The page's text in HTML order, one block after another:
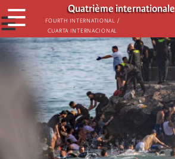
Aller
au
contenu
principal
Quatrième internationale
Fourth International /
Cuarta Internacional
☰
☰